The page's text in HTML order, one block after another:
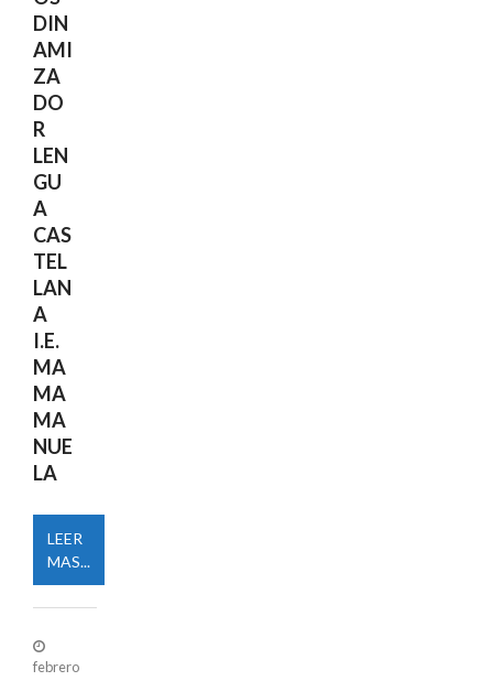
DIN
AMI
ZA
DO
R
LEN
GU
A
CAS
TEL
LAN
A
I.E.
MA
MA
MA
NUE
LA
LEER
MAS...
febrero